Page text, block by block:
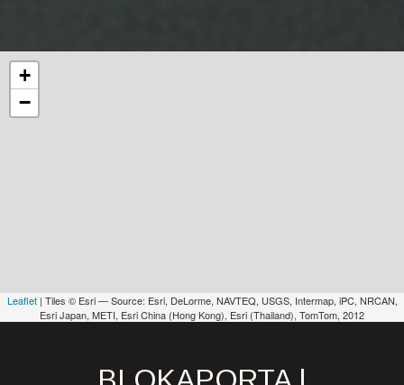
+
−
Leaflet| Tiles © Esri — Source: Esri, DeLorme, NAVTEQ, USGS, Intermap, iPC, NRCAN,
Esri Japan, METI, Esri China (Hong Kong), Esri (Thailand), TomTom, 2012